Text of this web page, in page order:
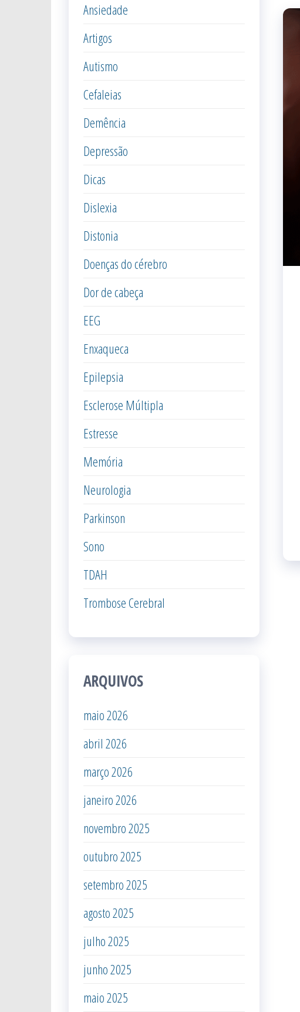
Ansiedade
Artigos
Autismo
Cefaleias
Demência
Depressão
Dicas
Dislexia
Distonia
Doenças do cérebro
Dor de cabeça
EEG
Enxaqueca
Epilepsia
Esclerose Múltipla
Estresse
Memória
Neurologia
Parkinson
Sono
TDAH
Trombose Cerebral
ARQUIVOS
maio 2026
abril 2026
março 2026
janeiro 2026
novembro 2025
outubro 2025
setembro 2025
agosto 2025
julho 2025
junho 2025
maio 2025